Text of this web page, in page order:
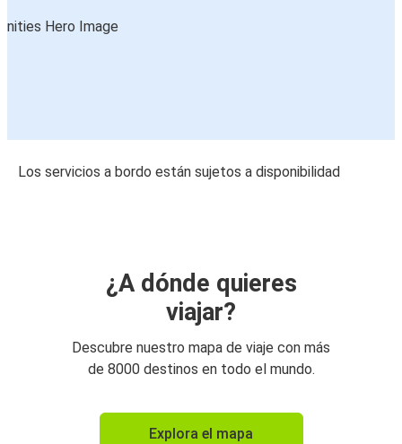
Los servicios a bordo están sujetos a disponibilidad
¿A dónde quieres
viajar?
Descubre nuestro mapa de viaje con más
de 8000 destinos en todo el mundo.
Explora el mapa